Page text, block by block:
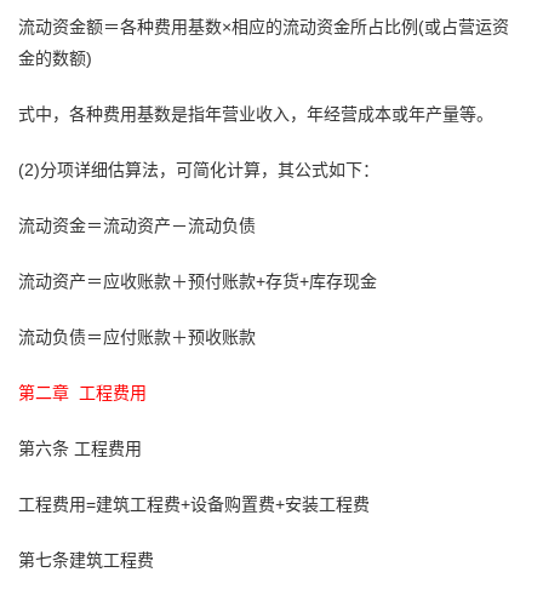
流动资金额＝各种费用基数×相应的流动资金所占比例(或占营运资
金的数额)
式中，各种费用基数是指年营业收入，年经营成本或年产量等。
(2)分项详细估算法，可简化计算，其公式如下：
流动资金＝流动资产－流动负债
流动资产＝应收账款＋预付账款+存货+库存现金
流动负债＝应付账款＋预收账款
第二章 工程费用
第六条 工程费用
工程费用=建筑工程费+设备购置费+安装工程费
第七条建筑工程费